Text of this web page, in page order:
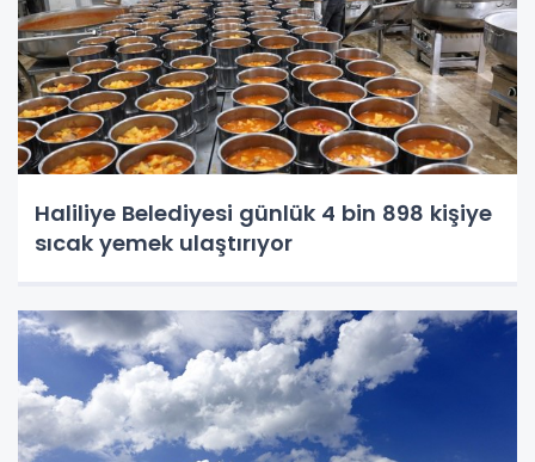
Haliliye Belediyesi günlük 4 bin 898 kişiye
sıcak yemek ulaştırıyor